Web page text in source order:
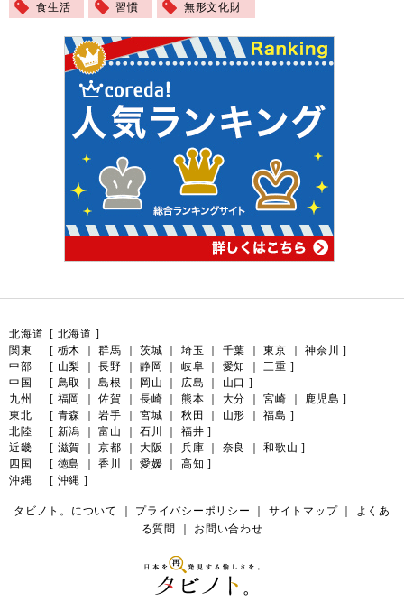
食生活 習慣 無形文化財
北海道 [ 北海道 ]
関東
[ 栃木 ｜群馬 茨城 埼玉 千葉 ｜東京 神奈川
]
中部
[ 山梨 ｜長野 静岡 岐阜 愛知 ｜三重 ]
中国
[ 鳥取 ｜島根 岡山 広島 山口 ]
九州
[ 福岡 ｜佐賀 長崎 熊本 大分 ｜宮崎 鹿児島 ]
東北
[ 青森 ｜岩手 宮城 秋田 山形 ｜福島 ]
北陸
[ 新潟 ｜富山 石川 福井 ]
近畿
[ 滋賀 ｜京都 大阪 兵庫 奈良 ｜和歌山 ]
四国
[ 徳島 ｜香川 愛媛 高知 ]
沖縄
[ 沖縄 ]
タビノト。について プライバシーポリシー サイトマップ｜ よくあ
る質問
お問い合わせ